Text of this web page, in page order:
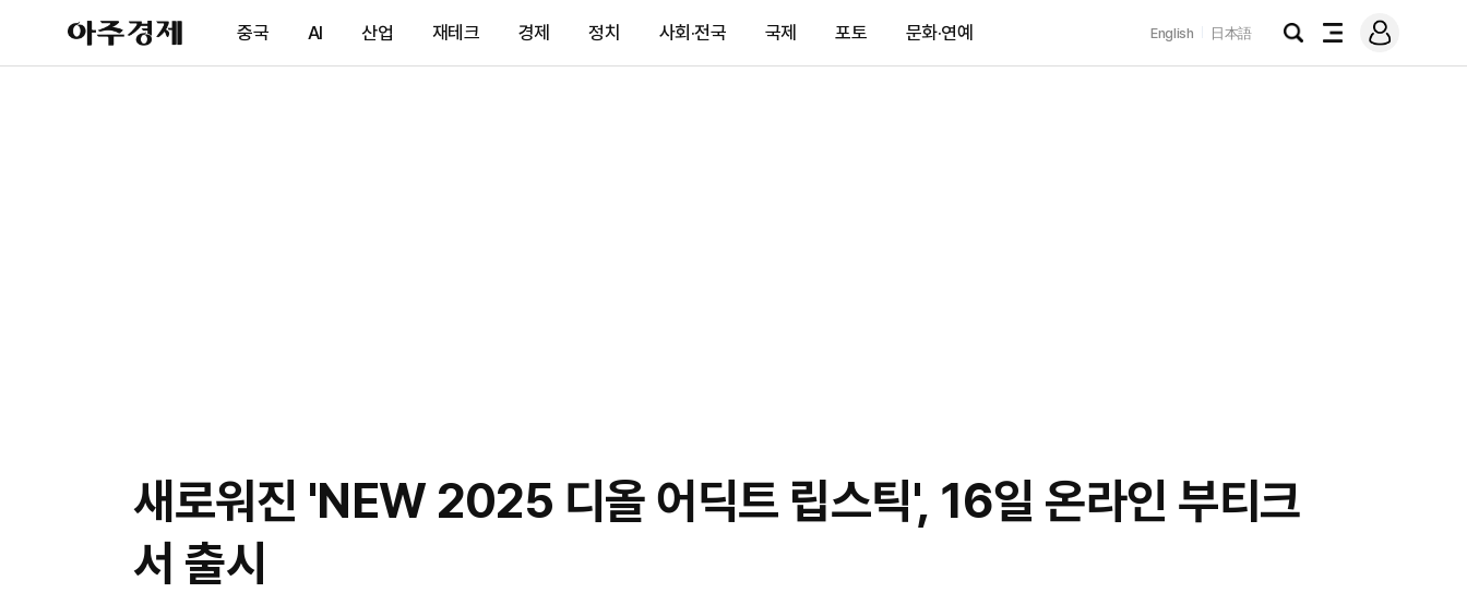
아
주
제
중국 AI 산업 재테크 경제 정치 사회·전국 국제 포토 문화·연예 English 日本語
검
전
메
그
새로워진 'NEW 2025 디올 어딕트 립스틱', 16일 온라인 부티크
서 출시